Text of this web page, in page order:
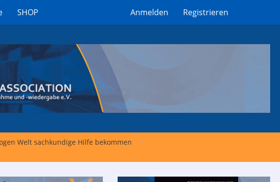
SHOP Anmelden Registrieren
Welt sachkundige Hilfe bekommen